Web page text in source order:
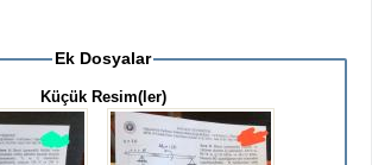
Ek Dosyalar
Küçük Resim(ler)